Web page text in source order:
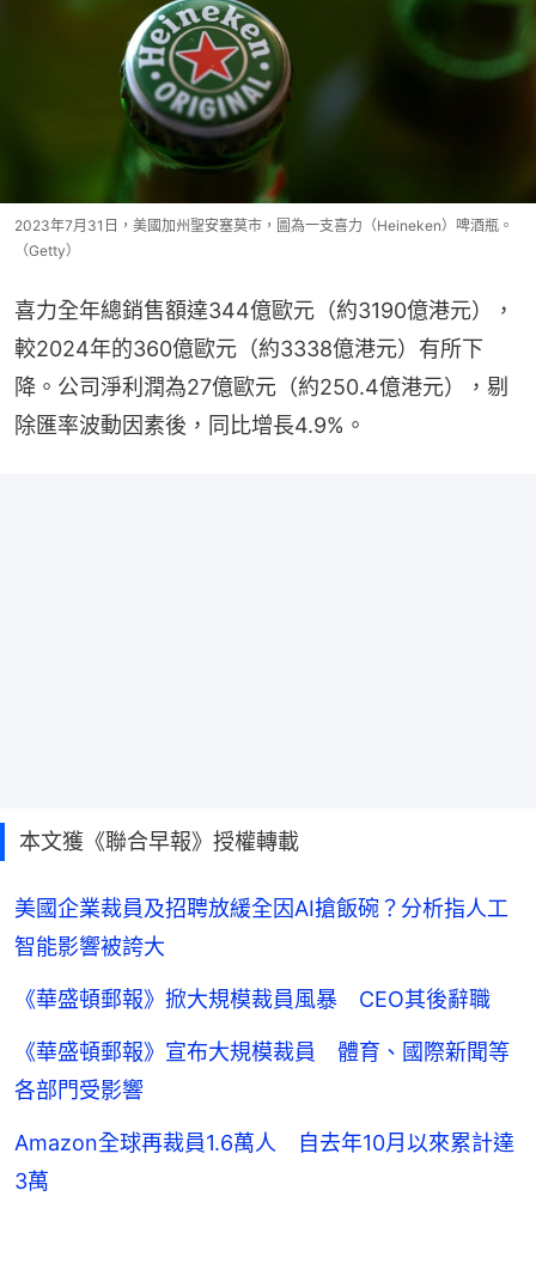
2023年7月31日，美國加州聖安塞莫市，圖為一支喜力（Heineken）啤酒瓶。
（Getty）
喜力全年總銷售額達344億歐元（約3190億港元），
較2024年的360億歐元（約3338億港元）有所下
降。公司淨利潤為27億歐元（約250.4億港元），剔
除匯率波動因素後，同比增長4.9%。
本文獲《聯合早報》授權轉載
美國企業裁員及招聘放緩全因AI搶飯碗？分析指人工
智能影響被誇大
《華盛頓郵報》掀大規模裁員風暴 CEO其後辭職
《華盛頓郵報》宣布大規模裁員 體育、國際新聞等
各部門受影響
Amazon全球再裁員1.6萬人 自去年10月以來累計達
3萬